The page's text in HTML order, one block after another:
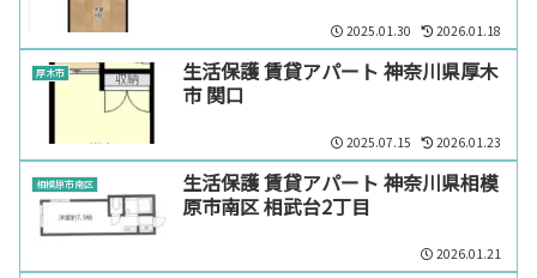
2025.01.30 2026.01.18
厚木市
生活保護 賃貸アパート 神奈川県厚木
市 関口
2025.07.15 2026.01.23
相模原市南区
生活保護 賃貸アパート 神奈川県相模
原市南区 相武台2丁目
2026.01.21